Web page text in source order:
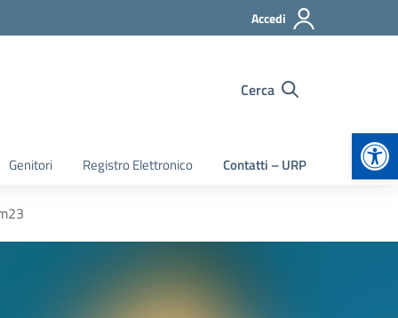
Accedi
Cerca
Genitori Registro Elettronico Contatti – URP